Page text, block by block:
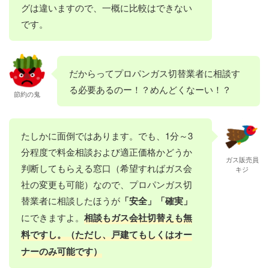
グは違いますので、一概に比較はできない
です。
節約の鬼
だからってプロパンガス切替業者に相談す
る必要あるのー！？めんどくなーい！？
たしかに面倒ではあります。でも、1分～3
分程度で料金相談および適正価格かどうか
判断してもらえる窓口（希望すればガス会
社の変更も可能）なので、プロパンガス切
替業者に相談したほうが 「安全」「確実」
にできますよ。 相談もガス会社切替えも無
料ですし。（ただし、戸建てもしくはオー
ナーのみ可能です）
ガス販売員
キジ